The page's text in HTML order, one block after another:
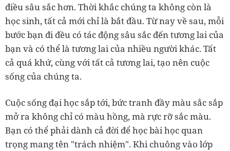
điều sâu sắc hơn. Thời khắc chúng ta không còn là
học sinh, tất cả mới chỉ là bắt đầu. Từ nay về sau, mỗi
bước bạn đi đều có tác động sâu sắc đến tương lai của
bạn và có thể là tương lai của nhiều người khác. Tất
cả quá khứ, cùng với tất cả tương lai, tạo nên cuộc
sống của chúng ta.
Cuộc sống đại học sắp tới, bức tranh đầy màu sắc sắp
mở ra không chỉ có màu hồng, mà rực rỡ sắc màu.
Bạn có thể phải dành cả đời để học bài học quan
trọng mang tên "trách nhiệm". Khi chuông vào lớp